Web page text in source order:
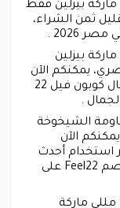
بيزلين فقط
ثمن الشراء،
ماركة بيزلين
فقط 270 جنيه مصري، يمكنكم الآن
الحصول على أعلى نسبة خصم عبر ادخال كوبون فيل 22
الشيخوخة
مصري، يمكنكم الآن
استخدام أحدث
برومو كود خصم Feel22 أو اجدد كود خصم Feel22 على
بلغ ثمن شراء غسول الوجه سعة 200 مللي ماركة